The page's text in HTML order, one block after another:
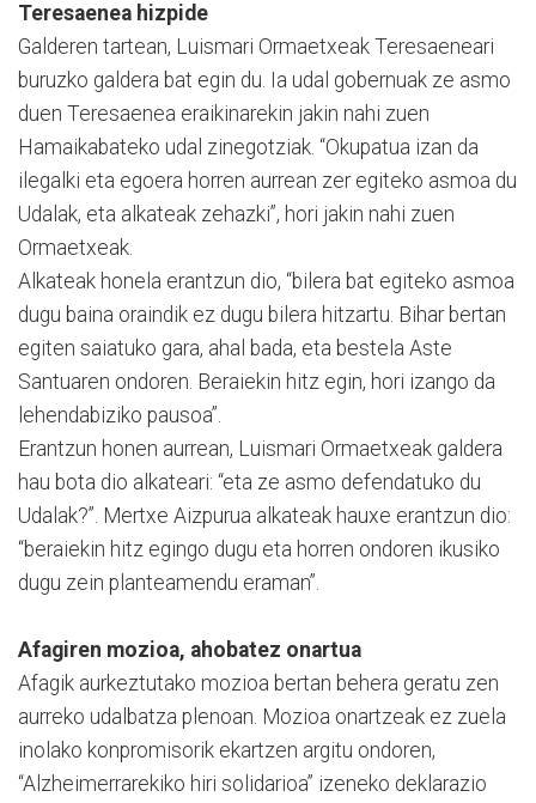
Teresaenea hizpide
Galderen tartean, Luismari Ormaetxeak Teresaeneari
buruzko galdera bat egin du. Ia udal gobernuak ze asmo
duen Teresaenea eraikinarekin jakin nahi zuen
Hamaikabateko udal zinegotziak. “Okupatua izan da
ilegalki eta egoera horren aurrean zer egiteko asmoa du
Udalak, eta alkateak zehazki”, hori jakin nahi zuen
Ormaetxeak.
Alkateak honela erantzun dio, “bilera bat egiteko asmoa
dugu baina oraindik ez dugu bilera hitzartu. Bihar bertan
egiten saiatuko gara, ahal bada, eta bestela Aste
Santuaren ondoren. Beraiekin hitz egin, hori izango da
lehendabiziko pausoa”.
Erantzun honen aurrean, Luismari Ormaetxeak galdera
hau bota dio alkateari: “eta ze asmo defendatuko du
Udalak?”. Mertxe Aizpurua alkateak hauxe erantzun dio:
“beraiekin hitz egingo dugu eta horren ondoren ikusiko
dugu zein planteamendu eraman”.
Afagiren mozioa, ahobatez onartua
Afagik aurkeztutako mozioa bertan behera geratu zen
aurreko udalbatza plenoan. Mozioa onartzeak ez zuela
inolako konpromisorik ekartzen argitu ondoren,
“Alzheimerrarekiko hiri solidarioa” izeneko deklarazio